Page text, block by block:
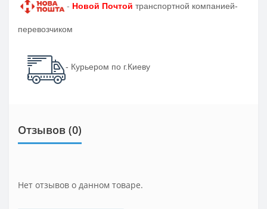
- Новой Почтой транспортной компанией-
перевозчиком
- Курьером по г.Киеву
Отзывов (0)
Нет отзывов о данном товаре.